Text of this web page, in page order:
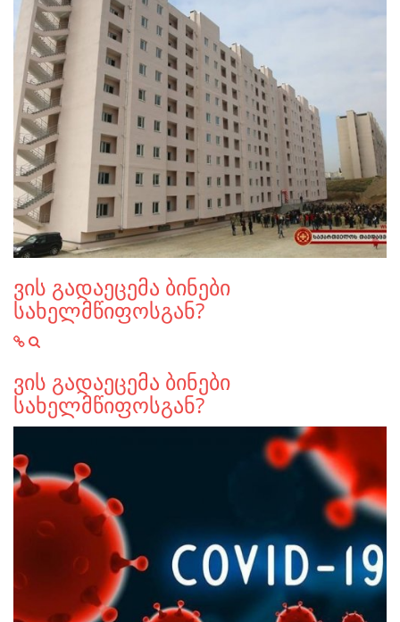
ვის გადაეცემა ბინები
სახელმწიფოსგან?
ვის გადაეცემა ბინები
სახელმწიფოსგან?